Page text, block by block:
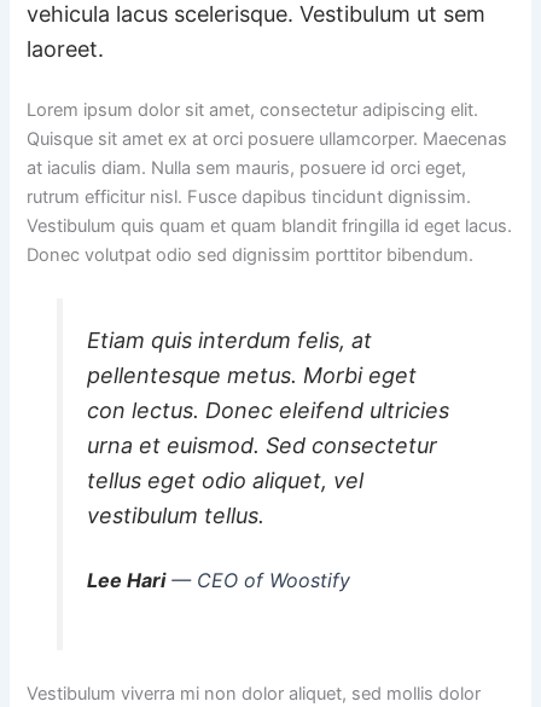
vehicula lacus scelerisque. Vestibulum ut sem
laoreet.
Lorem ipsum dolor sit amet, consectetur adipiscing elit.
Quisque sit amet ex at orci posuere ullamcorper. Maecenas
at iaculis diam. Nulla sem mauris, posuere id orci eget,
rutrum efficitur nisl. Fusce dapibus tincidunt dignissim.
Vestibulum quis quam et quam blandit fringilla id eget lacus.
Donec volutpat odio sed dignissim porttitor bibendum.
Etiam quis interdum felis, at
pellentesque metus. Morbi eget
con lectus. Donec eleifend ultricies
urna et euismod. Sed consectetur
tellus eget odio aliquet, vel
vestibulum tellus.
Lee Hari— CEO of Woostify
Vestibulum viverra mi non dolor aliquet, sed mollis dolor